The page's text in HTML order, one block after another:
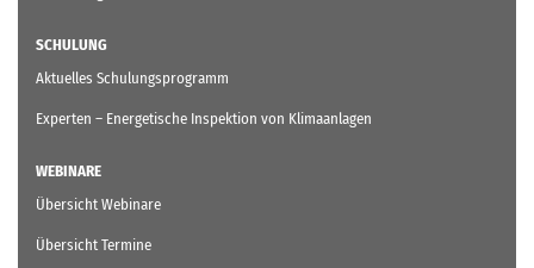
SCHULUNG
Aktuelles Schulungsprogramm
Experten – Energetische Inspektion von Klimaanlagen
WEBINARE
Übersicht Webinare
Übersicht Termine